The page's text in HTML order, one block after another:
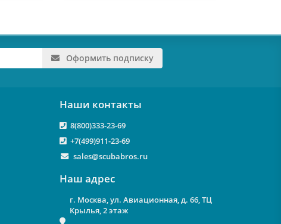
Оформить подписку
Наши контакты
8(800)333-23-69
+7(499)911-23-69
sales@scubabros.ru
Наш адрес
г. Москва, ул. Авиационная, д. 66, ТЦ
Крылья, 2 этаж